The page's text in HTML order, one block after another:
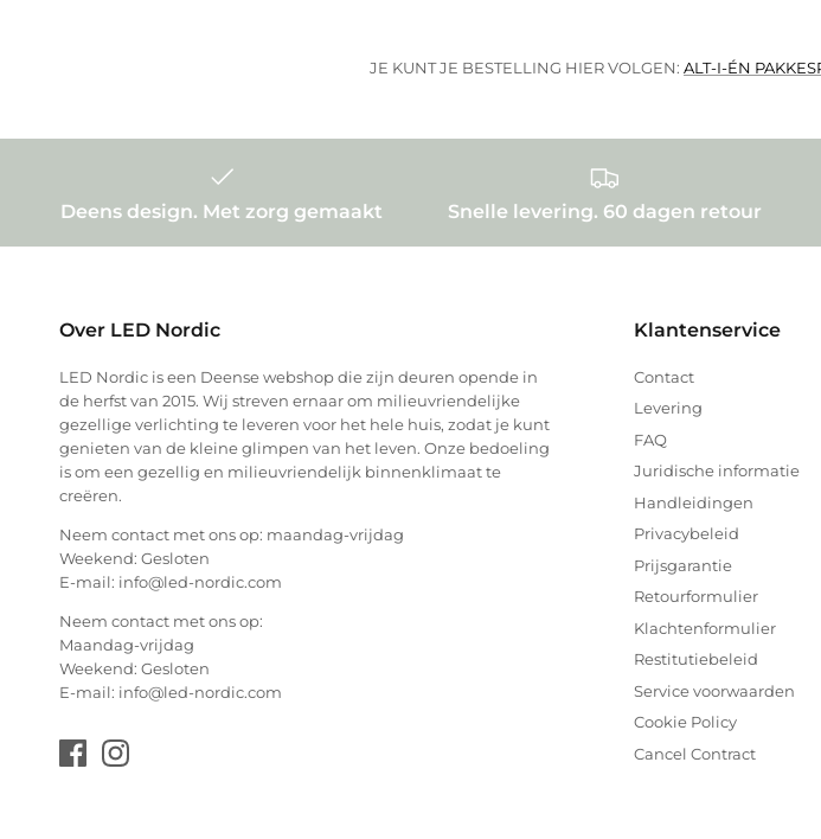
JE KUNT JE BESTELLING HIER VOLGEN: ALT-I-ÉN
Deens design. Met zorg gemaakt Snelle levering. 60 dagen retour
Over LED Nordic
LED Nordic is een Deense webshop die zijn deuren opende in
de herfst van 2015. Wij streven ernaar om milieuvriendelijke
gezellige verlichting te leveren voor het hele huis, zodat je kunt
genieten van de kleine glimpen van het leven. Onze bedoeling
is om een gezellig en milieuvriendelijk binnenklimaat te
creëren.
Neem contact met ons op: maandag-vrijdag
Weekend: Gesloten
E-mail: info@led-nordic.com
Neem contact met ons op:
Maandag-vrijdag
Weekend: Gesloten
E-mail: info@led-nordic.com
Klantenservice
Contact
Levering
FAQ
Juridische informatie
Handleidingen
Privacybeleid
Prijsgarantie
Retourformulier
Klachtenformulier
Restitutiebeleid
Service voorwaarden
Cookie Policy
Cancel Contract